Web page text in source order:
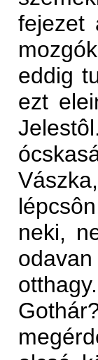
fejezet
eddig
ezt
neki,
otthagy.